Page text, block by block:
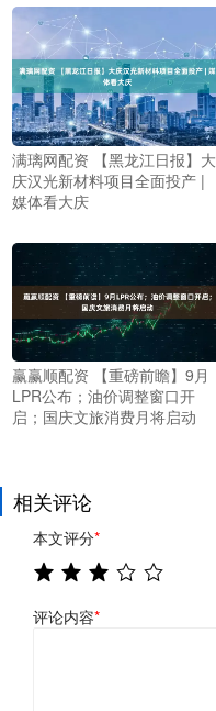
满璃网配资 【黑龙江日报】大
庆汉光新材料项目全面投产 |
媒体看大庆
赢赢顺配资 【重磅前瞻】9月
LPR公布；油价调整窗口开
启；国庆文旅消费月将启动
相关评论
本文评分*
评论内容*